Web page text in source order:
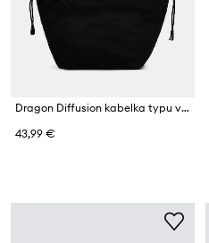
Dragon Diffusion kabelka typu vak dámska bavlnená
43,99 €